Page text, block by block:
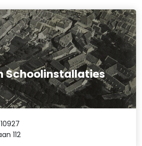
Schoolinstallaties
112